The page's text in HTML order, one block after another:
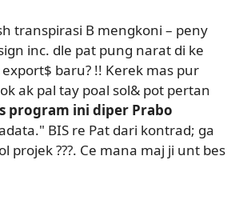
transpirasi B mengkoni – peny
inc. dle pat pung narat di ke
baru? !! Kerek mas pur
ak pal tay poal sol& pot pertan
program ini diper Prabo
BIS re Pat dari kontrad; ga
projek ???. Ce mana maj ji unt bes